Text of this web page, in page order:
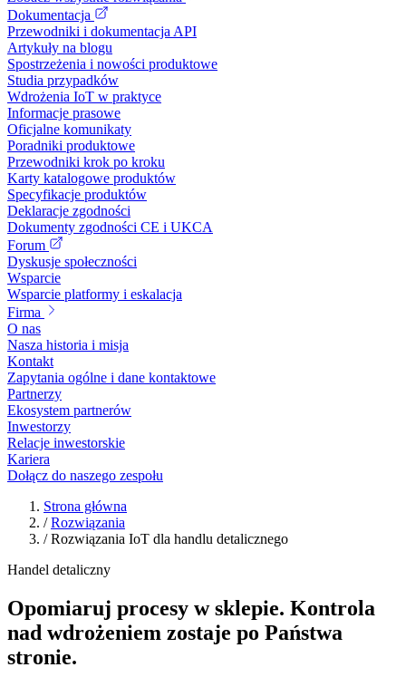
Dokumentacja
Przewodniki i dokumentacja API
Artykuły na blogu
Spostrzeżenia i nowości produktowe
Studia przypadków
Wdrożenia IoT w praktyce
Informacje prasowe
Oficjalne komunikaty
Poradniki produktowe
Przewodniki krok po kroku
Karty katalogowe produktów
Specyfikacje produktów
Deklaracje zgodności
Dokumenty zgodności CE i UKCA
Forum
Dyskusje społeczności
Wsparcie
Wsparcie platformy i eskalacja
Firma
O nas
Nasza historia i misja
Kontakt
Zapytania ogólne i dane kontaktowe
Partnerzy
Ekosystem partnerów
Inwestorzy
Relacje inwestorskie
Kariera
Dołącz do naszego zespołu
Strona główna
/ Rozwiązania
/ Rozwiązania IoT dla handlu detalicznego
Handel detaliczny
Opomiaruj procesy w sklepie. Kontrola
nad wdrożeniem zostaje po Państwa
stronie.